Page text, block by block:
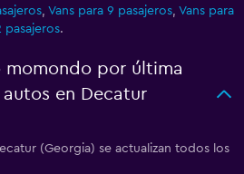
Vans para 9 pasajeros Vans para
pasajeros.
momondo por última
en Decatur
(Georgia) se actualizan todos los